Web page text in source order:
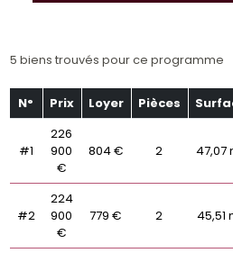
5 biens trouvés pour ce programme
N° Prix Loyer Pièces
#1
226
900
€
804 € 2 47,07
#2
224
900
€
779 € 2 45,51